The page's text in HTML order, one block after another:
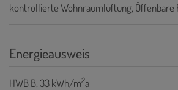
kontrollierte Wohnraumlüftung Öffenbare
Energieausweis
HWBB, 33 kWh/m2a